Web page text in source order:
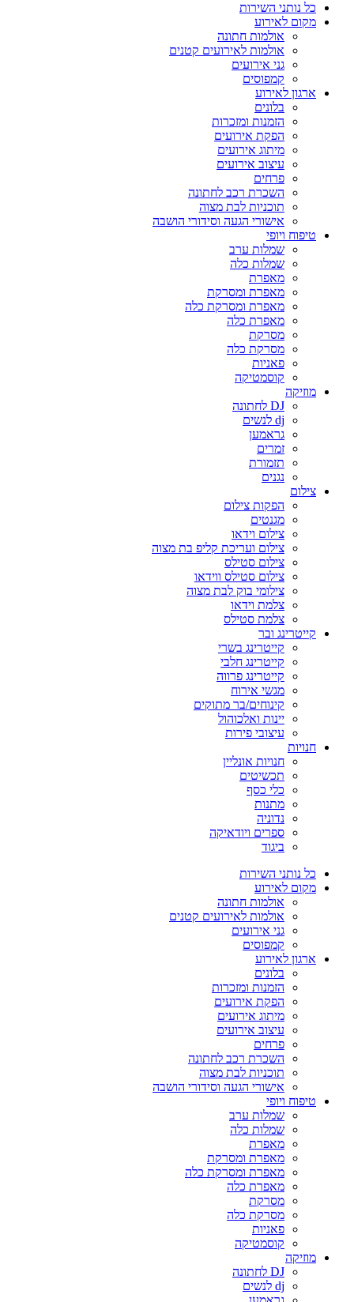
כל נותני השירות
מקום לאירוע
אולמות חתונה
אולמות לאירועים קטנים
גני אירועים
קמפוסים
ארגון לאירוע
בלונים
הזמנות ומזכרות
הפקת אירועים
מיתוג אירועים
עיצוב אירועים
פרחים
השכרת רכב לחתונה
תוכניות לבת מצוה
אישורי הגעה וסידורי הושבה
טיפוח ויופי
שמלות ערב
שמלות כלה
מאפרת
מאפרת ומסרקת
מאפרת ומסרקת כלה
מאפרת כלה
מסרקת
מסרקת כלה
פאניות
קוסמטיקה
מוזיקה
DJ לחתונה
dj לנשים
גראמען
זמרים
תזמורת
נגנים
צילום
הפקות צילום
מגנטים
צילום וידאו
צילום ועריכת קליפ בת מצוה
צילום סטילס
צילום סטילס ווידאו
צילומי בוק לבת מצוה
צלמת וידאו
צלמת סטילס
קייטרינג ובר
קייטרינג בשרי
קייטרינג חלבי
קייטרינג פרווה
מגשי אירוח
קינוחים/בר מתוקים
יינות ואלכוהול
עיצובי פירות
חנויות
חנויות אונליין
תכשיטים
כלי כסף
מתנות
נדוניה
ספרים ויודאיקה
ביגוד
כל נותני השירות
מקום לאירוע
אולמות חתונה
אולמות לאירועים קטנים
גני אירועים
קמפוסים
ארגון לאירוע
בלונים
הזמנות ומזכרות
הפקת אירועים
מיתוג אירועים
עיצוב אירועים
פרחים
השכרת רכב לחתונה
תוכניות לבת מצוה
אישורי הגעה וסידורי הושבה
טיפוח ויופי
שמלות ערב
שמלות כלה
מאפרת
מאפרת ומסרקת
מאפרת ומסרקת כלה
מאפרת כלה
מסרקת
מסרקת כלה
פאניות
קוסמטיקה
מוזיקה
DJ לחתונה
dj לנשים